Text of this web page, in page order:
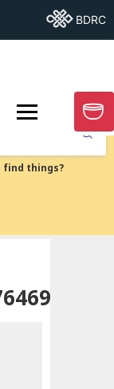
Go ToBDRC
GO
Submit
find things?